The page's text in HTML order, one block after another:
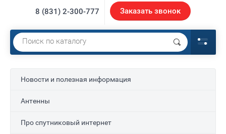
8 (831) 2-300-777 Заказать звонок
Новости и полезная информация
Антенны
Про спутниковый интернет